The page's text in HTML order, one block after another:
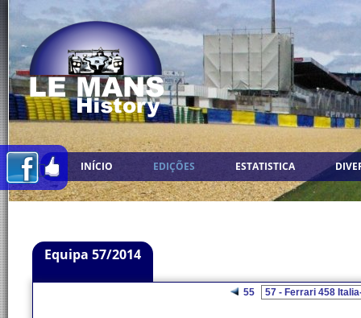
INÍCIO EDIÇÕES ESTATISTICA
Equipa 57/2014
55